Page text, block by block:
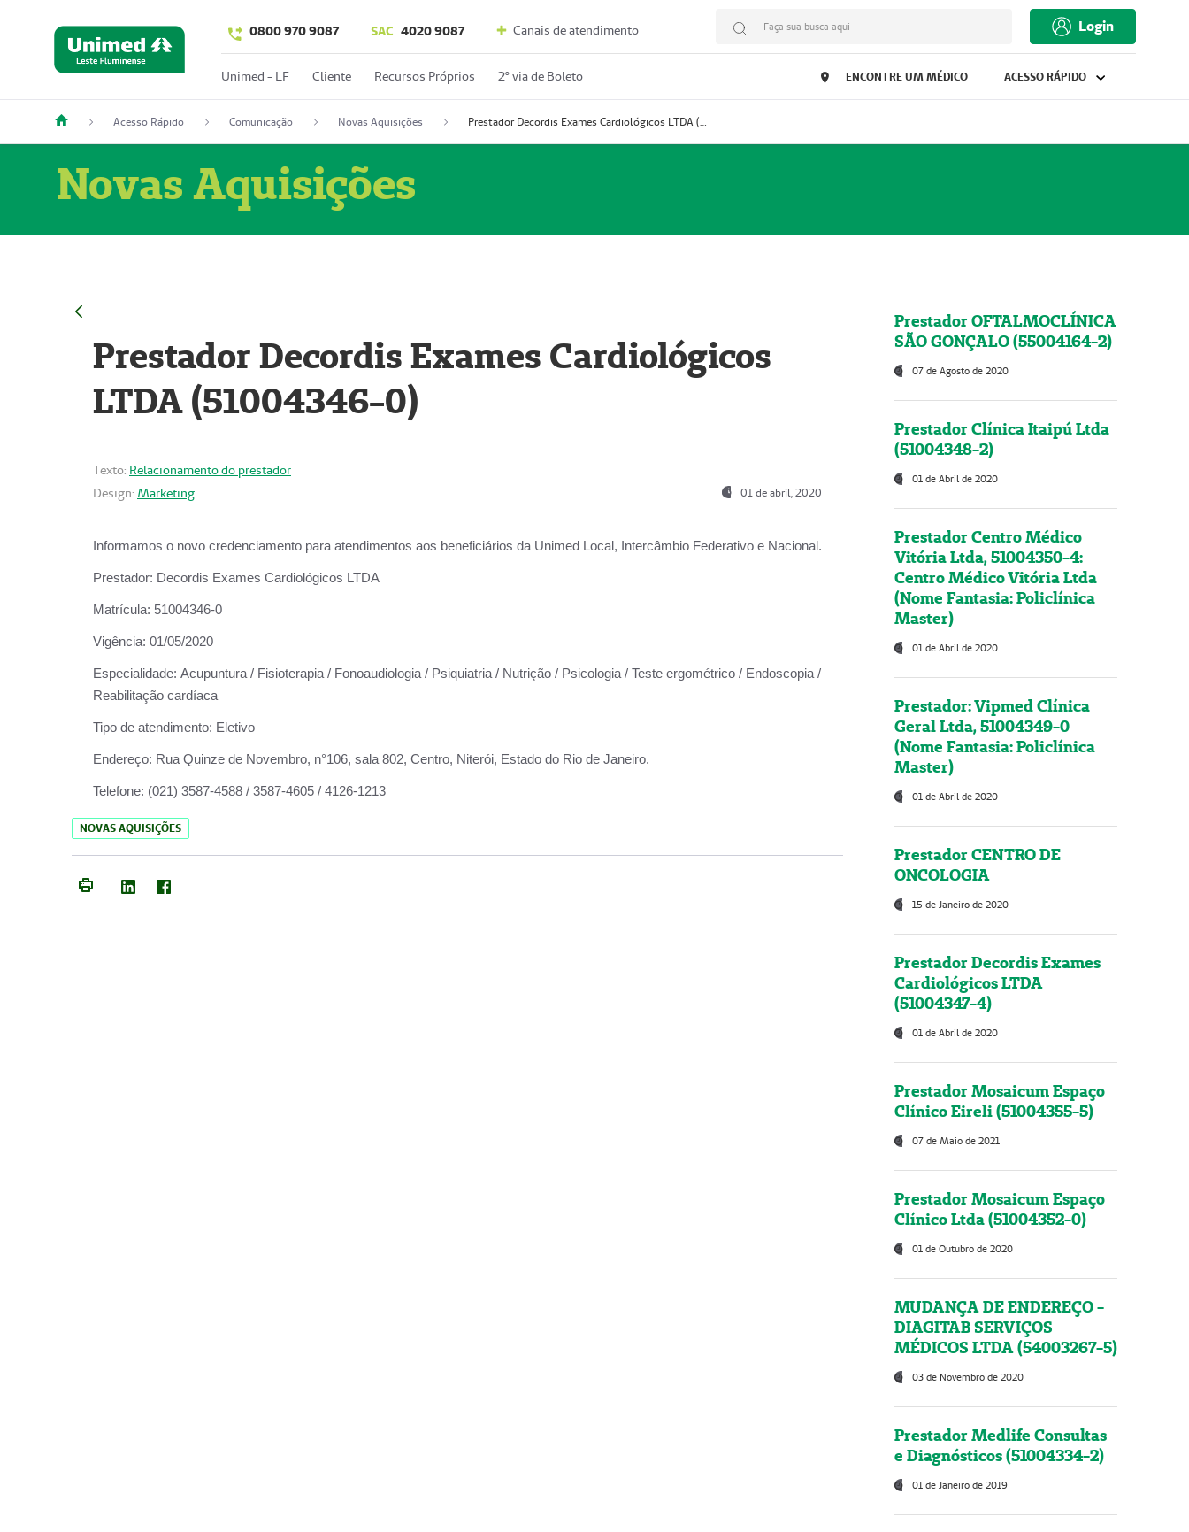
0800 970 9087 SAC 4020 9087 Canais de atendimento Faça sua busca aqui Login
Unimed - LF Cliente Recursos Próprios 2º via de Boleto ENCONTRE UM MÉDICO ACESSO RÁPIDO
Acesso Rápido Comunicação Novas Aquisições Prestador Decordis Exames Cardiológicos LTDA (51004346-0)
Novas Aquisições
Prestador Decordis Exames Cardiológicos
LTDA (51004346-0)
Texto: Relacionamento do prestador
Design: Marketing 01 de abril, 2020
Informamos o novo credenciamento para atendimentos aos beneficiários da Unimed Local, Intercâmbio Federativo e Nacional.
Prestador: Decordis Exames Cardiológicos LTDA
Matrícula: 51004346-0
Vigência: 01/05/2020
Especialidade: Acupuntura / Fisioterapia / Fonoaudiologia / Psiquiatria / Nutrição / Psicologia / Teste ergométrico / Endoscopia /
Reabilitação cardíaca
Tipo de atendimento: Eletivo
Endereço: Rua Quinze de Novembro, n°106, sala 802, Centro, Niterói, Estado do Rio de Janeiro.
Telefone: (021) 3587-4588 / 3587-4605 / 4126-1213
NOVAS AQUISIÇÕES
Prestador OFTALMOCLÍNICA
SÃO GONÇALO (55004164-2)
07 de Agosto de 2020
Prestador Clínica Itaipú Ltda
(51004348-2)
01 de Abril de 2020
Prestador Centro Médico
Vitória Ltda, 51004350-4:
Centro Médico Vitória Ltda
(Nome Fantasia: Policlínica
Master)
01 de Abril de 2020
Prestador: Vipmed Clínica
Geral Ltda, 51004349-0
(Nome Fantasia: Policlínica
Master)
01 de Abril de 2020
Prestador CENTRO DE
ONCOLOGIA
15 de Janeiro de 2020
Prestador Decordis Exames
Cardiológicos LTDA
(51004347-4)
01 de Abril de 2020
Prestador Mosaicum Espaço
Clínico Eireli (51004355-5)
07 de Maio de 2021
Prestador Mosaicum Espaço
Clínico Ltda (51004352-0)
01 de Outubro de 2020
MUDANÇA DE ENDEREÇO -
DIAGITAB SERVIÇOS
MÉDICOS LTDA (54003267-5)
03 de Novembro de 2020
Prestador Medlife Consultas
e Diagnósticos (51004334-2)
01 de Janeiro de 2019